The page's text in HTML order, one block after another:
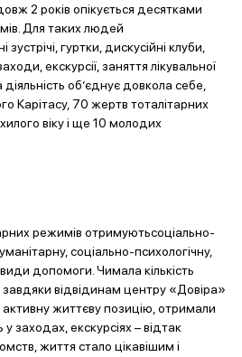
2 років опікується десятками
Для таких людей
гуртки, дискусійні клуби,
екскурсії, заняття лікувальної
об’єднує довкола себе,
Карітасу, 70 жертв тоталітарних
віку і ще 10 молодих
режимів отримуютьсоціально-
соціально-психологічну,
допомоги. Чимала кількість
завдяки відвідинам центру «Довіра»
життєву позицію, отримали
заходах, екскурсіях – відтак
життя стало цікавішим і